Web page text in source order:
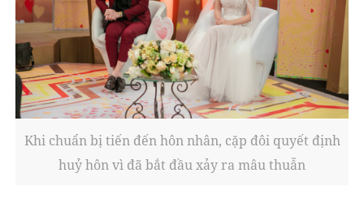
Khi chuẩn bị tiến đến hôn nhân, cặp đôi quyết định
huỷ hôn vì đã bắt đầu xảy ra mâu thuẫn